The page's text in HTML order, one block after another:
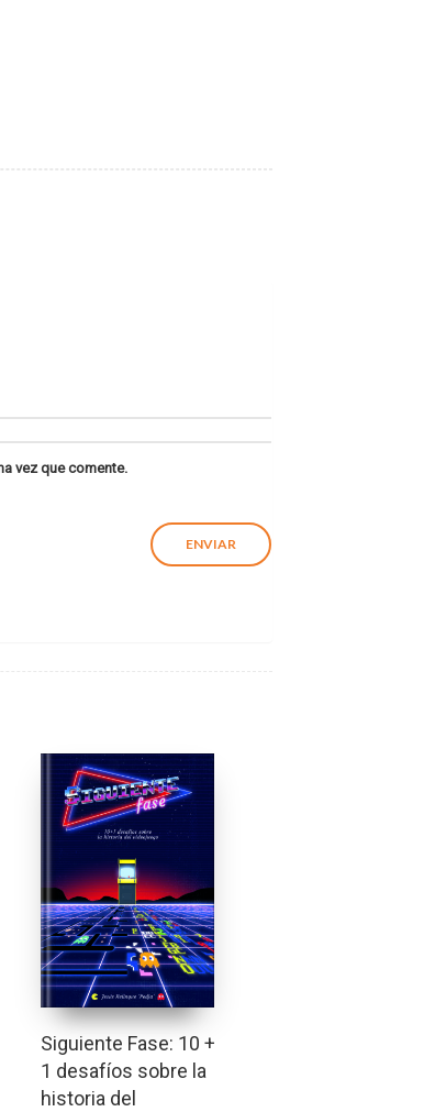
vez que comente.
Siguiente Fase: 10 +
1 desafíos sobre la
historia del